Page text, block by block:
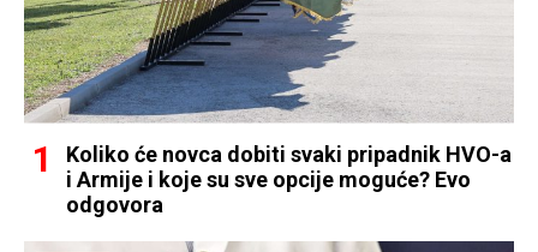
Koliko će novca dobiti svaki pripadnik HVO-a
i Armije i koje su sve opcije moguće? Evo
odgovora